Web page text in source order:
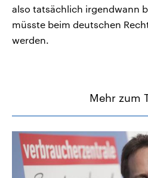
also tatsächlich irgendwann
müsste beim deutschen
werden.
Mehr zum